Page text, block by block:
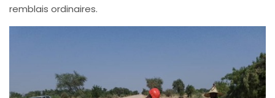
remblais ordinaires.